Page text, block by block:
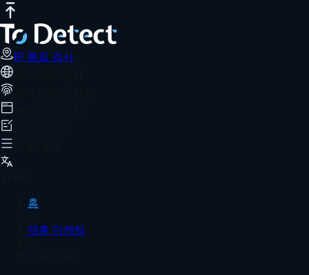
IP 품질 검사
저비용 국경 간 트래픽을 얻는 방법: 광고
저비용 국경 간 트래픽의 핵심은 계정 안정성, 콘텐츠 최적화
홈
추천 기사
IP 품질 검사
홈
제휴 마케팅